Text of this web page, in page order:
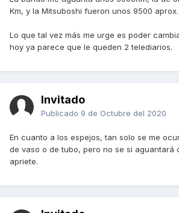
Km, y la Mitsuboshi fueron unos 9500 aprox.
Lo que tal vez más me urge es poder
hoy ya parece que le queden 2 telediarios.
Invitado
Publicado 9 de Octubre del 2020
En cuanto a los espejos, tan solo se me
de vaso o de tubo, pero no se si aguantará
apriete.